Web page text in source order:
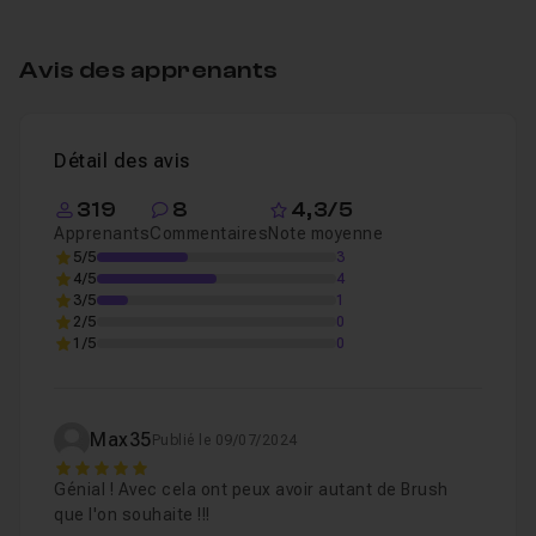
Avis des apprenants
Détail des avis
319
Apprenants
8
Commentaires
4,3/5
Note moyenne
5/5
3
4/5
4
3/5
1
2/5
0
1/5
0
Max35 Publié le 09/07/2024
5
Génial ! Avec cela ont peux avoir autant de Brush
que l'on souhaite !!!